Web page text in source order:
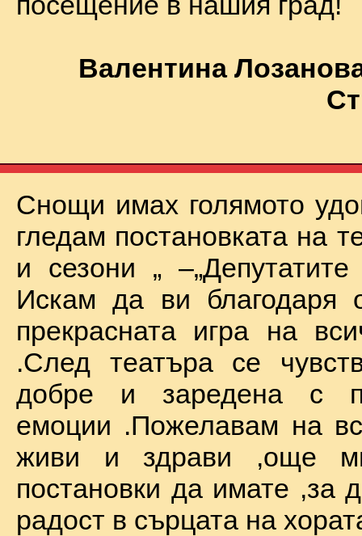
Валентина
Снощи имах голямото
гледам постановката на
и сезони „
Искам да ви благодаря
прекрасната игра на
.След театъра се
добре и заредена с
емоции .Пожелавам на
живи и здрави ,още
постановки да имате ,за
радост в сърцата на